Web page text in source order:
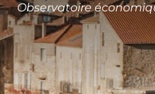
Observatoire